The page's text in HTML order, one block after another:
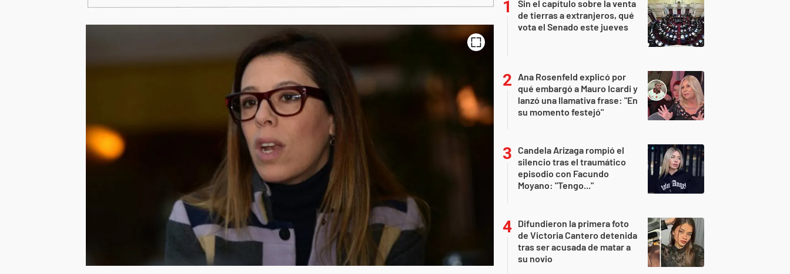
Sin el capítulo sobre la venta
de tierras a extranjeros, qué
vota el Senado este jueves
Ana Rosenfeld explicó por
qué embargó a Mauro Icardi y
lanzó una llamativa frase: "En
su momento festejó"
Candela Arizaga rompió el
silencio tras el traumático
episodio con Facundo
Moyano: "Tengo..."
Difundieron la primera foto
de Victoria Cantero detenida
tras ser acusada de matar a
su novio